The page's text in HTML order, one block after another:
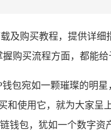
及购买教程，提供详
购买流程方面，都能
包宛如一颗璀璨的明
和使用它，就为大家呈
钱包，犹如一个数字